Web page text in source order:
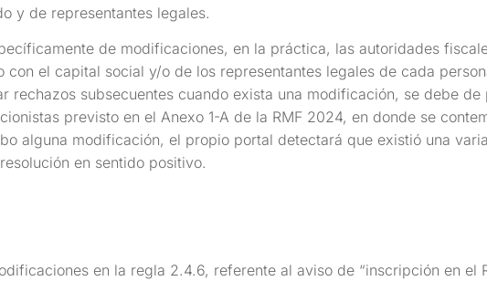
y de representantes legales.
de modificaciones, en la práctica, las autoridades
el capital social y/o de los representantes legales de cada
rechazos subsecuentes cuando exista una modificación, se debe de
previsto en el Anexo 1-A de la RMF 2024, en donde se
alguna modificación, el propio portal detectará que existió una
en sentido positivo.
en la regla 2.4.6, referente al aviso de “inscripción en el